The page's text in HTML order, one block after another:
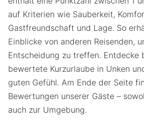
auf Kriterien wie Sauberkeit,
Gastfreundschaft und Lage. So
Einblicke von anderen Reisenden,
Entscheidung zu treffen. Entdecke
bewertete Kurzurlaube in Unken
guten Gefühl. Am Ende der Seite
Bewertungen unserer Gäste –
auch zur Umgebung.